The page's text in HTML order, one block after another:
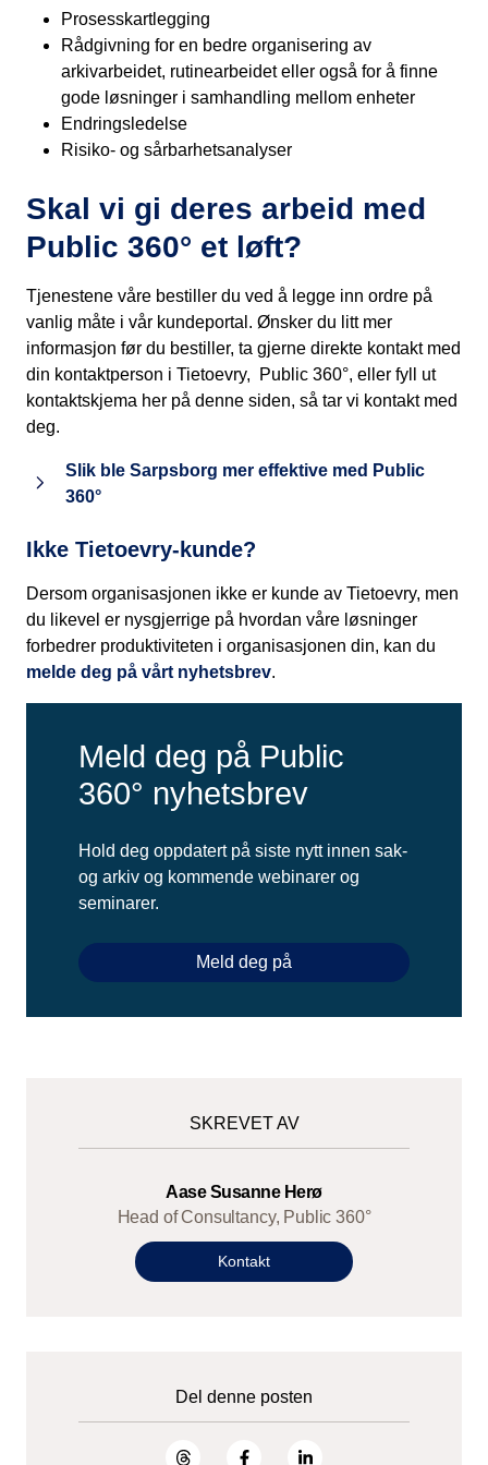
Prosesskartlegging
Rådgivning for en bedre organisering av
arkivarbeidet, rutinearbeidet eller også for å finne
gode løsninger i samhandling mellom enheter
Endringsledelse
Risiko- og sårbarhetsanalyser
Skal vi gi deres arbeid med
Public 360° et løft?
Tjenestene våre bestiller du ved å legge inn ordre på
vanlig måte i vår kundeportal. Ønsker du litt mer
informasjon før du bestiller, ta gjerne direkte kontakt med
din kontaktperson i Tietoevry, Public 360°, eller fyll ut
kontaktskjema her på denne siden, så tar vi kontakt med
deg.
Slik ble Sarpsborg mer effektive med Public
360°
Ikke Tietoevry-kunde?
Dersom organisasjonen ikke er kunde av Tietoevry, men
du likevel er nysgjerrige på hvordan våre løsninger
forbedrer produktiviteten i organisasjonen din, kan du
melde deg på vårt nyhetsbrev.
Meld deg på Public
360° nyhetsbrev
Hold deg oppdatert på siste nytt innen sak-
og arkiv og kommende webinarer og
seminarer.
Meld deg på
SKREVET AV
Aase Susanne Herø
Head of Consultancy, Public 360°
Kontakt
Del denne posten